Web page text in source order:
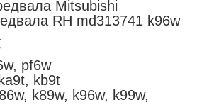
Mitsubishi
RH md313741 k96w
pf6w
kb9t
k89w, k96w, k99w,